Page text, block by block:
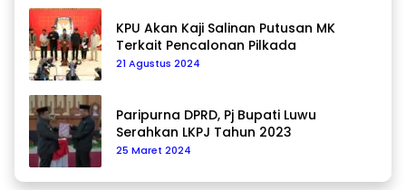
KPU Akan Kaji Salinan Putusan MK
Terkait Pencalonan Pilkada
21 Agustus 2024
Paripurna DPRD, Pj Bupati Luwu
Serahkan LKPJ Tahun 2023
25 Maret 2024